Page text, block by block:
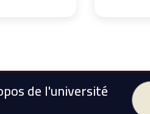
de l'université